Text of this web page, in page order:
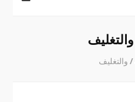
والتغليف
/ والتغليف